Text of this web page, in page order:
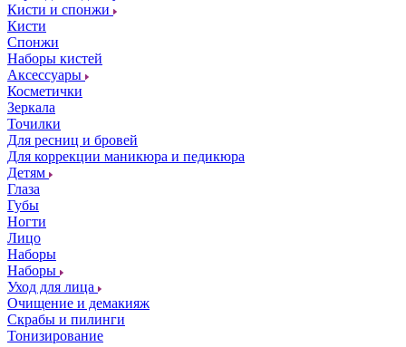
Кисти и спонжи
Кисти
Спонжи
Наборы кистей
Аксессуары
Косметички
Зеркала
Точилки
Для ресниц и бровей
Для коррекции маникюра и педикюра
Детям
Глаза
Губы
Ногти
Лицо
Наборы
Наборы
Уход для лица
Очищение и демакияж
Скрабы и пилинги
Тонизирование